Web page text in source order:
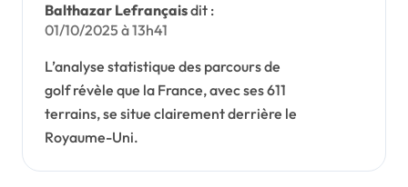
Balthazar Lefrançaisdit :
01/10/2025 à 13h41
L’analyse statistique des parcours de
golf révèle que la France, avec ses 611
terrains, se situe clairement derrière le
Royaume-Uni.